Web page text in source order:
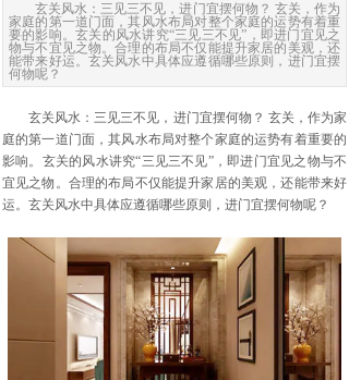
玄关风水：三见三不见，进门宜摆何物？ 玄关，作为
家庭的第一道门面，其风水布局对整个家庭的运势有着重
要的影响。玄关的风水讲究“三见三不见”，即进门宜见之
物与不宜见之物。合理的布局不仅能提升家居的美观，还
能带来好运。玄关风水中具体应遵循哪些原则，进门宜摆
何物呢？
玄关风水：三见三不见，进门宜摆何物？ 玄关，作为家
庭的第一道门面，其风水布局对整个家庭的运势有着重要的
影响。玄关的风水讲究“三见三不见”，即进门宜见之物与不
宜见之物。合理的布局不仅能提升家居的美观，还能带来好
运。玄关风水中具体应遵循哪些原则，进门宜摆何物呢？